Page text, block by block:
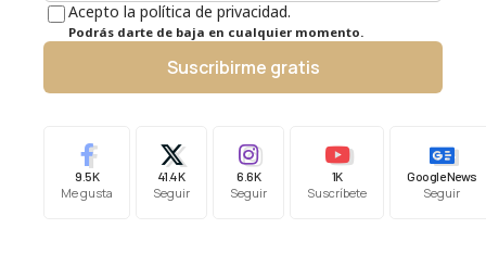
Acepto la política de privacidad.
Podrás darte de baja en cualquier momento.
Suscribirme gratis
9.5K
Me gusta
41.4K
Seguir
6.6K
Seguir
1K
Suscríbete
Google News
Seguir